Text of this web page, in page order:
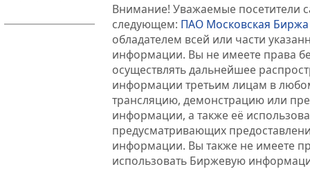
Внимание! Уважаемые посетители
следующем: ПАО Московская Биржа
обладателем всей или части
информации. Вы не имеете права
осуществлять дальнейшее
информации третьим лицам в
трансляцию, демонстрацию или
информации, а также её
предусматривающих
информации. Вы также не имеете
использовать Биржевую